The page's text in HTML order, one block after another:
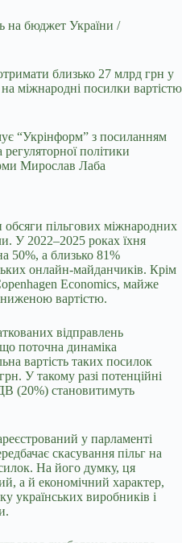
на бюджет України /
близько 27 млрд грн у
міжнародні посилки вартістю
“Укрінформ” з посиланням
регуляторної політики
Мирослав Лаба
обсяги пільгових міжнародних
У 2022–2025 роках їхня
50%, а близько 81%
онлайн-майданчиків. Крім
Economics, майже
вартістю.
відправлень
поточна динаміка
вартість таких посилок
У такому разі потенційні
(20%) становитимуть
у парламенті
скасування пільг на
На його думку, ця
а й економічний характер,
українських виробників і